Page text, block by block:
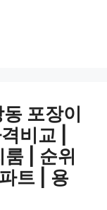
포장이
비교 |
| 순위
트 | 용